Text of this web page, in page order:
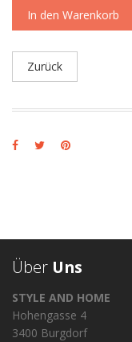
In den Warenkorb
Zurück
Über Uns
STYLE AND HOME
Hohengasse 4
3400 Burgdorf